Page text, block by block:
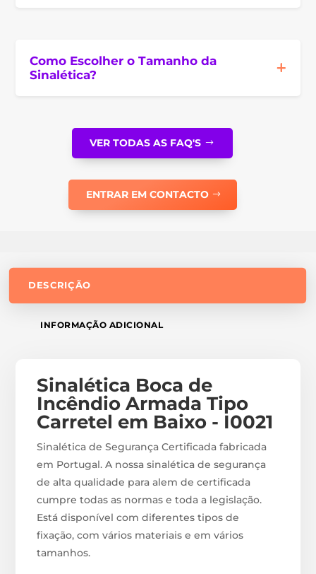
Como Escolher o Tamanho da
Sinalética?
VER TODAS AS FAQ'S
ENTRAR EM CONTACTO
DESCRIÇÃO
INFORMAÇÃO ADICIONAL
Sinalética Boca de
Incêndio Armada Tipo
Carretel em Baixo - I0021
Sinalética de Segurança Certificada fabricada
em Portugal. A nossa sinalética de segurança
de alta qualidade para alem de certificada
cumpre todas as normas e toda a legislação.
Está disponível com diferentes tipos de
fixação, com vários materiais e em vários
tamanhos.